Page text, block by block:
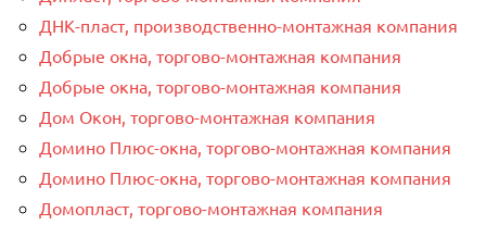
ДНК-пласт, производственно-монтажная компания
Добрые окна, торгово-монтажная компания
Добрые окна, торгово-монтажная компания
Дом Окон, торгово-монтажная компания
Домино Плюс-окна, торгово-монтажная компания
Домино Плюс-окна, торгово-монтажная компания
Домопласт, торгово-монтажная компания